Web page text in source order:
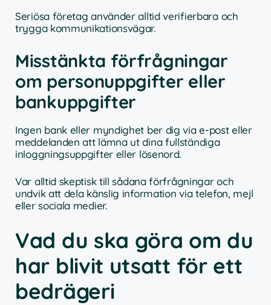
Seriösa företag använder alltid verifierbara och
trygga kommunikationsvägar.
Misstänkta förfrågningar
om personuppgifter eller
bankuppgifter
Ingen bank eller myndighet ber dig via e-post eller
meddelanden att lämna ut dina fullständiga
inloggningsuppgifter eller lösenord.
Var alltid skeptisk till sådana förfrågningar och
undvik att dela känslig information via telefon, mejl
eller sociala medier.
Vad du ska göra om du
har blivit utsatt för ett
bedrägeri